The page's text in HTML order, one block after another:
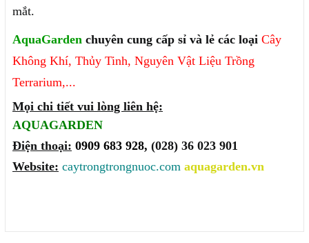
mắt.
AquaGarden chuyên cung cấp sỉ và lẻ các loại Cây
Không Khí, Thủy Tinh, Nguyên Vật Liệu Trồng
Terrarium,...
Mọi chi tiết vui lòng liên hệ:
AQUAGARDEN
Điện thoại: 0909 683 928, (028) 36 023 901
Website: caytrongtrongnuoc.com aquagarden.vn